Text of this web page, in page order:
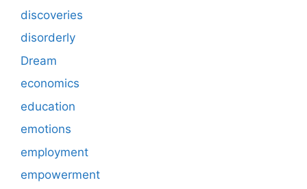
discoveries
disorderly
Dream
economics
education
emotions
employment
empowerment